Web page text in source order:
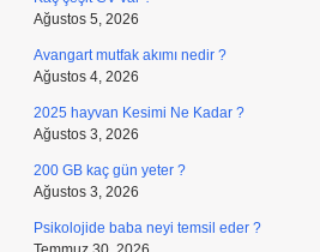
Ağustos 5, 2026
Avangart mutfak akımı nedir ?
Ağustos 4, 2026
2025 hayvan Kesimi Ne Kadar ?
Ağustos 3, 2026
200 GB kaç gün yeter ?
Ağustos 3, 2026
Psikolojide baba neyi temsil eder ?